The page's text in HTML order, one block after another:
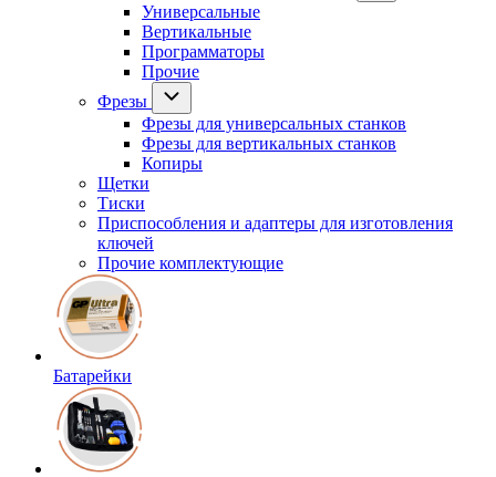
Универсальные
Вертикальные
Программаторы
Прочие
Фрезы
Фрезы для универсальных станков
Фрезы для вертикальных станков
Копиры
Щетки
Тиски
Приспособления и адаптеры для изготовления
ключей
Прочие комплектующие
Батарейки